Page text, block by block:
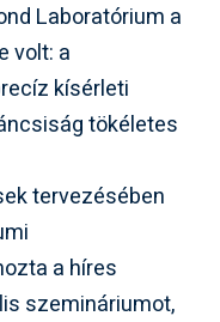
Laboratórium a
volt: a
kísérleti
tökéletes
tervezésében
a híres
szemináriumot,